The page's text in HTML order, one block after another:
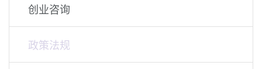
创业咨询
政策法规